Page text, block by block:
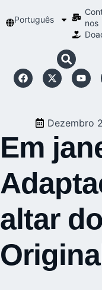
Português
nos
Dezembro
Em
altar